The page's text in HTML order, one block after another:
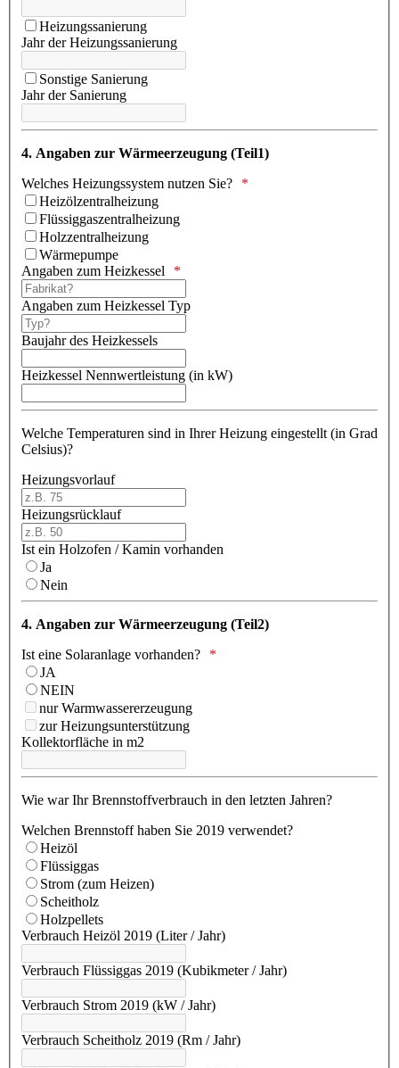
Heizungssanierung
Jahr der Heizungssanierung
Sonstige Sanierung
Jahr der Sanierung
4. Angaben zur Wärmeerzeugung (Teil1)
Welches Heizungssystem nutzen Sie?
Heizölzentralheizung
Flüssiggaszentralheizung
Holzzentralheizung
Wärmepumpe
Angaben zum Heizkessel
Angaben zum Heizkessel Typ
Baujahr des Heizkessels
Heizkessel Nennwertleistung (in kW)
Welche Temperaturen sind in Ihrer Heizung eingestellt (in Grad
Celsius)?
Heizungsvorlauf
Heizungsrücklauf
Ist ein Holzofen / Kamin vorhanden
Ja
Nein
4. Angaben zur Wärmeerzeugung (Teil2)
Ist eine Solaranlage vorhanden?
JA
NEIN
nur Warmwassererzeugung
zur Heizungsunterstützung
Kollektorfläche in m2
Wie war Ihr Brennstoffverbrauch in den letzten Jahren?
Welchen Brennstoff haben Sie 2019 verwendet?
Heizöl
Flüssiggas
Strom (zum Heizen)
Scheitholz
Holzpellets
Verbrauch Heizöl 2019 (Liter / Jahr)
Verbrauch Flüssiggas 2019 (Kubikmeter / Jahr)
Verbrauch Strom 2019 (kW / Jahr)
Verbrauch Scheitholz 2019 (Rm / Jahr)